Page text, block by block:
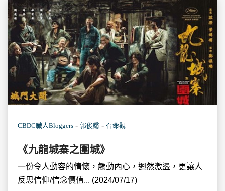
CBDC職人Bloggers - 郭俊鏘 - 召命觀
《九龍城寨之圍城》
一份令人動容的情懷，觸動內心，迴然激盪，更讓人
反思信仰/信念價值... (2024/07/17)